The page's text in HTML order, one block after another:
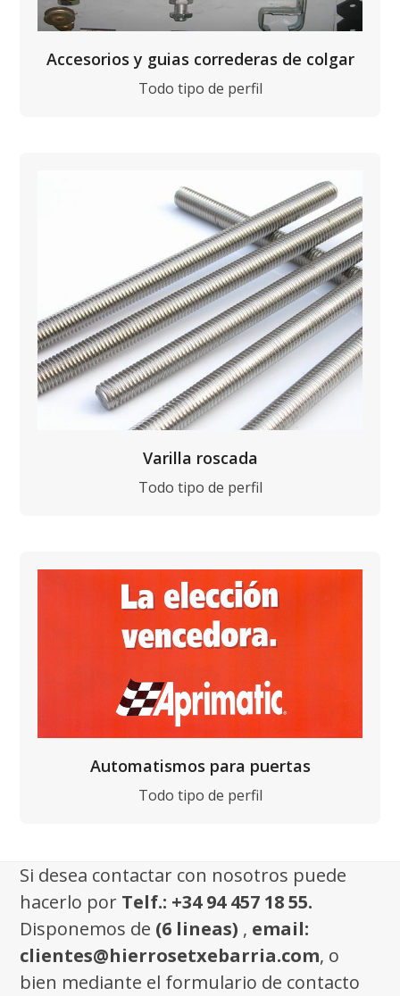
Accesorios y guias correderas de colgar
Todo tipo de perfil
Varilla roscada
Todo tipo de perfil
Automatismos para puertas
Todo tipo de perfil
Si desea contactar con nosotros puede
hacerlo por Telf.: +34 94 457 18 55.
Disponemos de (6 lineas) , email:
clientes@hierrosetxebarria.com, o
bien mediante el formulario de contacto